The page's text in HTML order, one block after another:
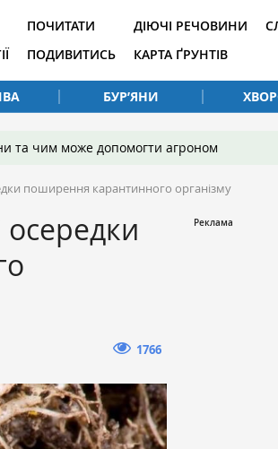
ПОЧИТАТИ
ПОДИВИТИСЬ
ДІЮЧІ РЕЧОВИНИ
КАРТА ҐРУНТІВ
БУР’ЯНИ
та чим може допомогти агроном
поширення карантинного організму
осередки
1766